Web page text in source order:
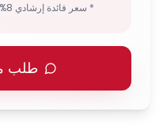
* سعر فائدة إرشادي 8%. الشروط حسب ملف المغترب.
طلب